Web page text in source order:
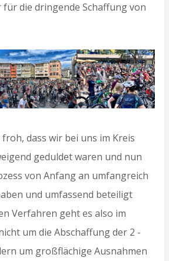
für die dringende Schaffung von
dass wir bei uns im Kreis
geduldet waren und nun
von Anfang an umfangreich
und umfassend beteiligt
Verfahren geht es also im
um die Abschaffung der 2 -
um großflächige Ausnahmen